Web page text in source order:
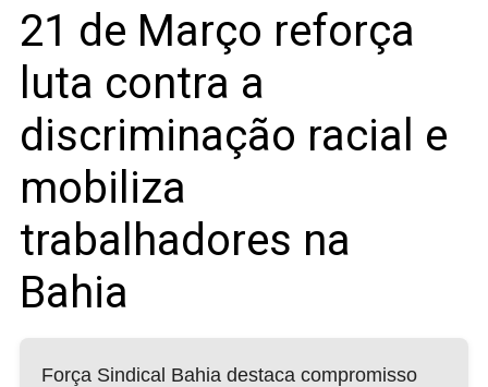
21 de Março reforça
luta contra a
discriminação racial e
mobiliza
trabalhadores na
Bahia
Força Sindical Bahia destaca compromisso